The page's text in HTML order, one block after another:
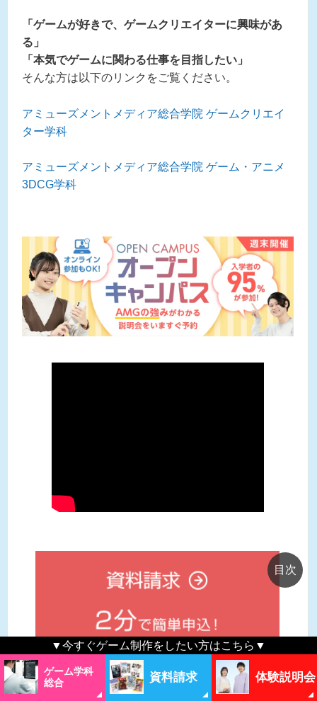
「ゲームが好きで、ゲームクリエイターに興味があ
る」
「本気でゲームに関わる仕事を目指したい」
そんな方は以下のリンクをご覧ください。
アミューズメントメディア総合学院 ゲームクリエイ
ター学科
アミューズメントメディア総合学院 ゲーム・アニメ
3DCG学科
▼今すぐゲーム制作をしたい方はこちら▼
ゲーム学科
総合
資料請求 体験説明会